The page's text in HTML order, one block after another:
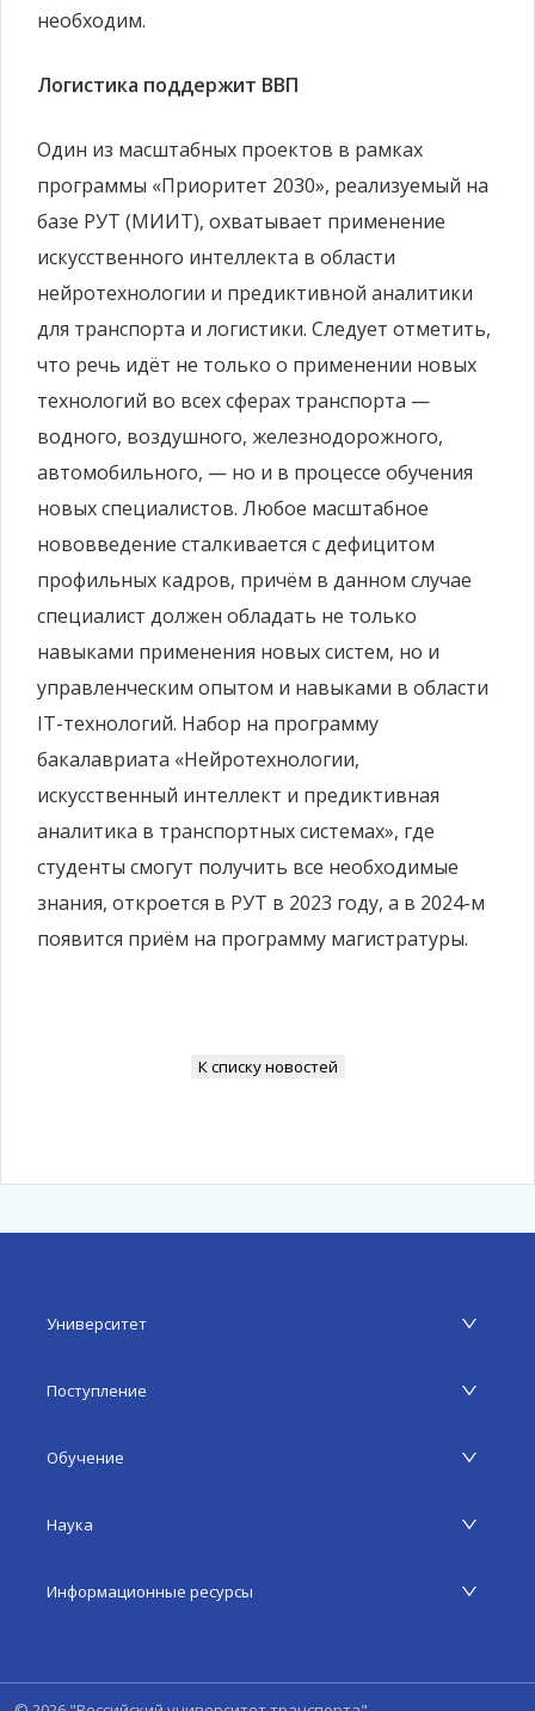
необходим.
Логистика поддержит ВВП
Один из масштабных проектов в рамках
программы «Приоритет 2030», реализуемый на
базе РУТ (МИИТ), охватывает применение
искусственного интеллекта в области
нейротехнологии и предиктивной аналитики
для транспорта и логистики. Следует отметить,
что речь идёт не только о применении новых
технологий во всех сферах транспорта —
водного, воздушного, железнодорожного,
автомобильного, — но и в процессе обучения
новых специалистов. Любое масштабное
нововведение сталкивается с дефицитом
профильных кадров, причём в данном случае
специалист должен обладать не только
навыками применения новых систем, но и
управленческим опытом и навыками в области
IT-технологий. Набор на программу
бакалавриата «Нейротехнологии,
искусственный интеллект и предиктивная
аналитика в транспортных системах», где
студенты смогут получить все необходимые
знания, откроется в РУТ в 2023 году, а в 2024-м
появится приём на программу магистратуры.
К списку новостей
Университет
Поступление
Обучение
Наука
Информационные ресурсы